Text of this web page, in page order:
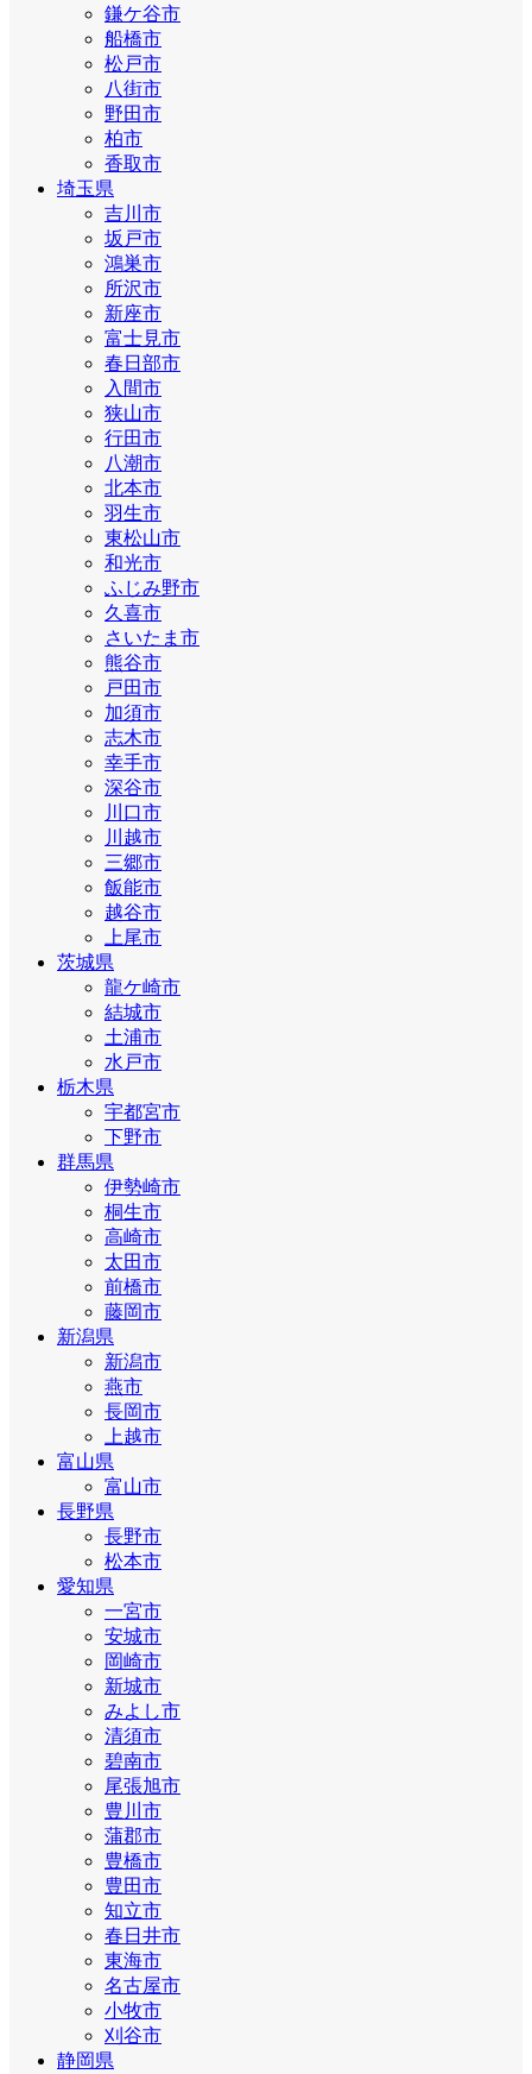
鎌ケ谷市
船橋市
松戸市
八街市
野田市
柏市
香取市
埼玉県
吉川市
坂戸市
鴻巣市
所沢市
新座市
富士見市
春日部市
入間市
狭山市
行田市
八潮市
北本市
羽生市
東松山市
和光市
ふじみ野市
久喜市
さいたま市
熊谷市
戸田市
加須市
志木市
幸手市
深谷市
川口市
川越市
三郷市
飯能市
越谷市
上尾市
茨城県
龍ケ崎市
結城市
土浦市
水戸市
栃木県
宇都宮市
下野市
群馬県
伊勢崎市
桐生市
高崎市
太田市
前橋市
藤岡市
新潟県
新潟市
燕市
長岡市
上越市
富山県
富山市
長野県
長野市
松本市
愛知県
一宮市
安城市
岡崎市
新城市
みよし市
清須市
碧南市
尾張旭市
豊川市
蒲郡市
豊橋市
豊田市
知立市
春日井市
東海市
名古屋市
小牧市
刈谷市
静岡県